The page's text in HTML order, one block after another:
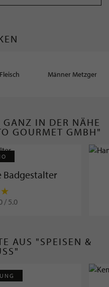
Männer Metzger
GANZ IN DER NÄHE
GOURMET GMBH"
Badgestalter
/ 5.0
AUS "SPEISEN &